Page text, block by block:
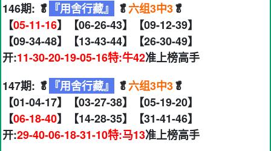
146期: 🥬 『用舍行藏』 🥬六组3中3🥬
【05-11-16】【06-26-43】【09-12-39】
【09-34-48】【13-43-44】【26-30-49】
开:11-30-20-19-05-16特:牛42准上榜高手
147期: 🥬 『用舍行藏』 🥬六组3中3🥬
【01-04-17】【03-27-38】【05-19-20】
【06-18-40】【14-28-35】【31-41-46】
开:29-40-06-18-31-10特:马13准上榜高手